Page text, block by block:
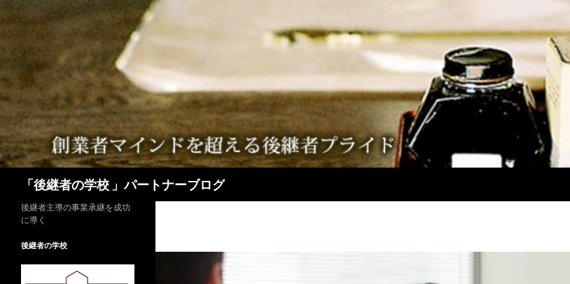
「後継者の学校 」パートナーブログ
後継者主導の事業承継を成功
に導く
後継者の学校